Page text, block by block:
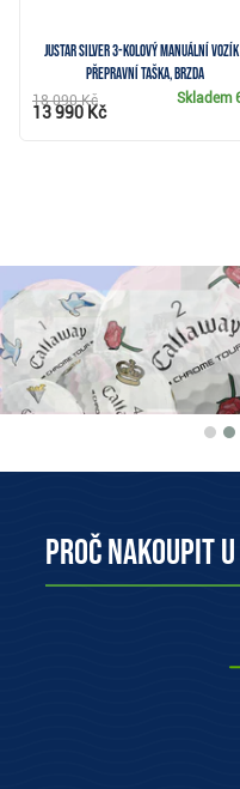
JuStar Silver 3-kolový manuální vozík
přepravní taška, brzda
Skladem
18 090 Kč
13 990 Kč
Proč nakoupit